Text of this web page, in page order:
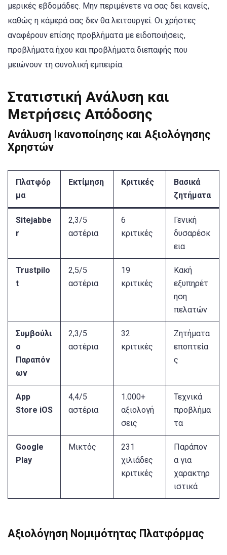
μερικές εβδομάδες. Μην περιμένετε να σας δει κανείς,
καθώς η κάμερά σας δεν θα λειτουργεί. Οι χρήστες
αναφέρουν επίσης προβλήματα με ειδοποιήσεις,
προβλήματα ήχου και προβλήματα διεπαφής που
μειώνουν τη συνολική εμπειρία.
Στατιστική Ανάλυση και
Μετρήσεις Απόδοσης
Ανάλυση Ικανοποίησης και Αξιολόγησης
Χρηστών
Πλατφόρ
μα
Εκτίμηση Κριτικές
Βασικά
ζητήματα
Sitejabbe
r
2,3/5
αστέρια
6
κριτικές
Γενική
δυσαρέσκ
εια
Trustpilo
t
2,5/5
αστέρια
19
κριτικές
Κακή
εξυπηρέτ
ηση
πελατών
Συμβούλι
ο
Παραπόν
ων
2,3/5
αστέρια
32
κριτικές
Ζητήματα
εποπτεία
ς
App
Store iOS
4,4/5
αστέρια
1.000+
αξιολογή
σεις
Τεχνικά
προβλήμα
τα
Google
Play
Μικτός
231
χιλιάδες
κριτικές
Παράπον
α για
χαρακτηρ
ιστικά
Αξιολόγηση Νομιμότητας Πλατφόρμας